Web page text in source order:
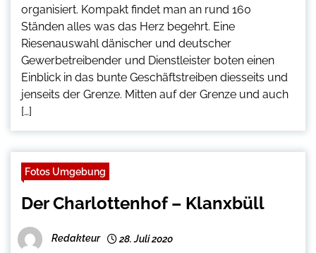
organisiert. Kompakt findet man an rund 160
Ständen alles was das Herz begehrt. Eine
Riesenauswahl dänischer und deutscher
Gewerbetreibender und Dienstleister boten einen
Einblick in das bunte Geschäftstreiben diesseits und
jenseits der Grenze. Mitten auf der Grenze und auch
[…]
Fotos Umgebung
Der Charlottenhof – Klanxbüll
Redakteur 28. Juli 2020